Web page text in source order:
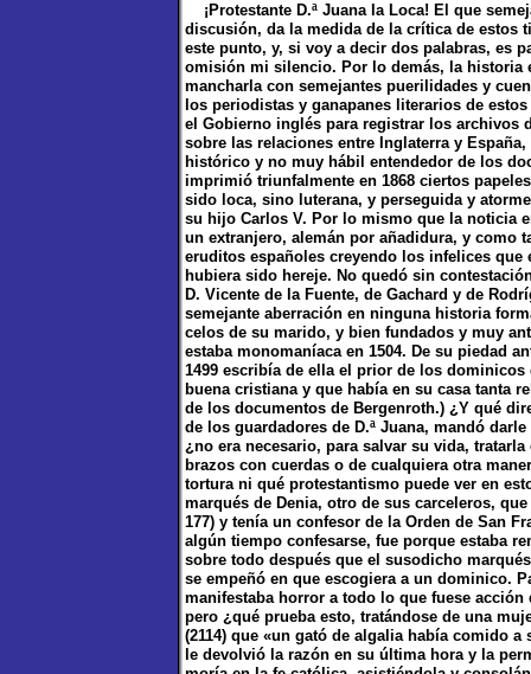
¡Protestante D.ª Juana la Loca! El que
discusión, da la medida de la crítica de estos
este punto, y, si voy a decir dos palabras, es
omisión mi silencio. Por lo demás, la historia
mancharla con semejantes puerilidades y
los periodistas y ganapanes literarios de
el Gobierno inglés para registrar los archivos
sobre las relaciones entre Inglaterra y
histórico y no muy hábil entendedor de los
imprimió triunfalmente en 1868 ciertos
sido loca, sino luterana, y perseguida y
su hijo Carlos V. Por lo mismo que la noticia
un extranjero, alemán por añadidura, y como
eruditos españoles creyendo los infelices que
hubiera sido hereje. No quedó sin
D. Vicente de la Fuente, de Gachard y de
semejante aberración en ninguna historia
celos de su marido, y bien fundados y muy
estaba monomaníaca en 1504. De su piedad
1499 escribía de ella el prior de los dominicos
buena cristiana y que había en su casa tanta
de los documentos de Bergenroth.) ¿Y qué
de los guardadores de D.ª Juana, mandó
¿no era necesario, para salvar su vida,
brazos con cuerdas o de cualquiera otra
tortura ni qué protestantismo puede ver en
marqués de Denia, otro de sus carceleros,
177) y tenía un confesor de la Orden de San
algún tiempo confesarse, fue porque estaba
sobre todo después que el susodicho
se empeñó en que escogiera a un dominico.
manifestaba horror a todo lo que fuese
pero ¿qué prueba esto, tratándose de una
(2114) que «un gató de algalia había comido
le devolvió la razón en su última hora y la